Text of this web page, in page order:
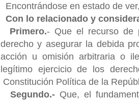
Encontrándose en estado de
Con lo relacionado y
Primero.- Que el recurso de
derecho y asegurar la debida
acción u omisión arbitraria o
legítimo ejercicio de los
Constitución Política de la
Segundo.-Que, el